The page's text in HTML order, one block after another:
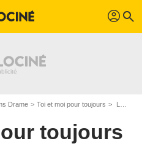
profil search
Drame Toi et moi pour toujours Les films similaires à "Toi et moi pour toujours"
toujours